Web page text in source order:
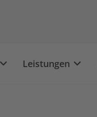
Leistungen